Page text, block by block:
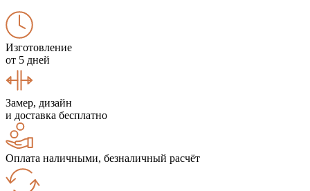
Изготовление
от 5 дней
Замер, дизайн
и доставка бесплатно
Оплата наличными, безналичный расчёт